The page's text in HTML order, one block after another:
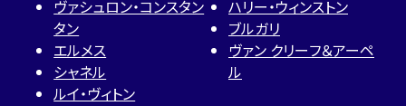
ヴァシュロン・コンスタン
タン
エルメス
シャネル
ルイ・ヴィトン
ハリー・ウィンストン
ブルガリ
ヴァン クリーフ＆アーペ
ル